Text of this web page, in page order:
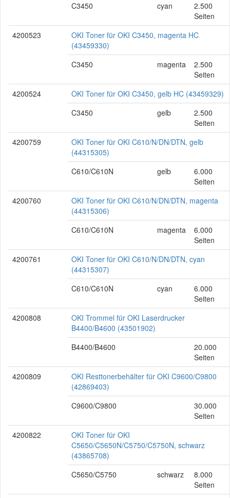
C3450
cyan
2.500
Seiten
4200523
OKI Toner für OKI C3450, magenta HC
(43459330)
C3450
magenta
2.500
Seiten
4200524
OKI Toner für OKI C3450, gelb HC (43459329)
C3450
gelb
2.500
Seiten
4200759
OKI Toner für OKI C610/N/DN/DTN, gelb
(44315305)
C610/C610N
gelb
6.000
Seiten
4200760
OKI Toner für OKI C610/N/DN/DTN, magenta
(44315306)
C610/C610N
magenta
6.000
Seiten
4200761
OKI Toner für OKI C610/N/DN/DTN, cyan
(44315307)
C610/C610N
cyan
6.000
Seiten
4200808
OKI Trommel für OKI Laserdrucker
B4400/B4600 (43501902)
B4400/B4600
20.000
Seiten
4200809
OKI Resttonerbehälter für OKI C9600/C9800
(42869403)
C9600/C9800
30.000
Seiten
4200822
OKI Toner für OKI
C5650/C5650N/C5750/C5750N, schwarz
(43865708)
C5650/C5750
schwarz
8.000
Seiten